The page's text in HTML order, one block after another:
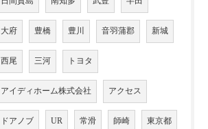
大府 豊橋 豊川 音羽蒲郡 新城
西尾 三河 トヨタ
アイディホーム株式会社 アクセス
ドアノブ UR 常滑 師崎 東京都